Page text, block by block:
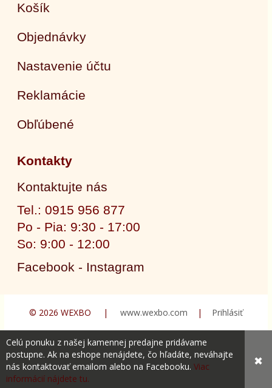
Košík
Objednávky
Nastavenie účtu
Reklamácie
Obľúbené
Kontakty
Kontaktujte nás
Tel.: 0915 956 877
Po - Pia: 9:30 - 17:00
So: 9:00 - 12:00
Facebook - Instagram
© 2026 WEXBO | www.wexbo.com | Prihlásiť
Celú ponuku z našej kamennej predajne pridávame
postupne. Ak na eshope nenájdete, čo hľadáte, neváhajte
nás kontaktovať emailom alebo na Facebooku. Viac
informácií nájdete tu.
✖